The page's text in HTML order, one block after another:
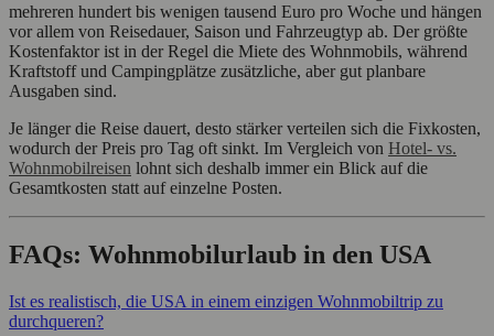
mehreren hundert bis wenigen tausend Euro pro Woche und hängen
vor allem von Reisedauer, Saison und Fahrzeugtyp ab. Der größte
Kostenfaktor ist in der Regel die Miete des Wohnmobils, während
Kraftstoff und Campingplätze zusätzliche, aber gut planbare
Ausgaben sind.
Je länger die Reise dauert, desto stärker verteilen sich die Fixkosten,
wodurch der Preis pro Tag oft sinkt. Im Vergleich von Hotel- vs.
Wohnmobilreisen lohnt sich deshalb immer ein Blick auf die
Gesamtkosten statt auf einzelne Posten.
FAQs: Wohnmobilurlaub in den USA
Ist es realistisch, die USA in einem einzigen Wohnmobiltrip zu
durchqueren?